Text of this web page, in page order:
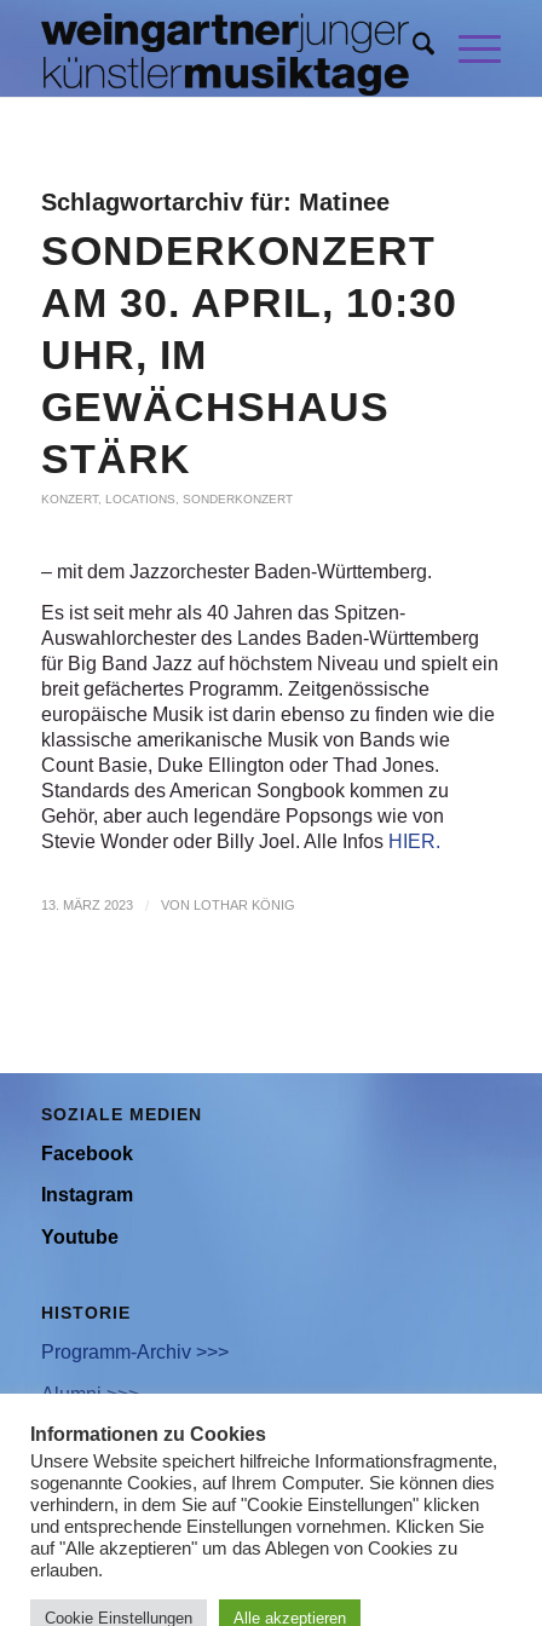
Schlagwortarchiv für: Matinee
SONDERKONZERT
AM 30. APRIL, 10:30
UHR, IM
GEWÄCHSHAUS
STÄRK
KONZERT, LOCATIONS SONDERKONZERT
– mit dem Jazzorchester Baden-Württemberg.
Es ist seit mehr als 40 Jahren das Spitzen-
Auswahlorchester des Landes Baden-Württemberg
für Big Band Jazz auf höchstem Niveau und spielt ein
breit gefächertes Programm. Zeitgenössische
europäische Musik ist darin ebenso zu finden wie die
klassische amerikanische Musik von Bands wie
Count Basie, Duke Ellington oder Thad Jones.
Standards des American Songbook kommen zu
Gehör, aber auch legendäre Popsongs wie von
Stevie Wonder oder Billy Joel. Alle InfosHIER.
13. MÄRZ 2023 / VON LOTHAR KÖNIG
SOZIALE MEDIEN
Facebook
Instagram
Youtube
HISTORIE
Programm-Archiv >>>
Alumni >>>
Newsletter Anmeldung
Impressum
Datenschutz
Informationen zu Cookies
Unsere Website speichert hilfreiche Informationsfragmente,
sogenannte Cookies, auf Ihrem Computer. Sie können dies
verhindern, in dem Sie auf "Cookie Einstellungen" klicken
und entsprechende Einstellungen vornehmen. Klicken Sie
auf "Alle akzeptieren" um das Ablegen von Cookies zu
erlauben.
Cookie Einstellungen Alle akzeptieren